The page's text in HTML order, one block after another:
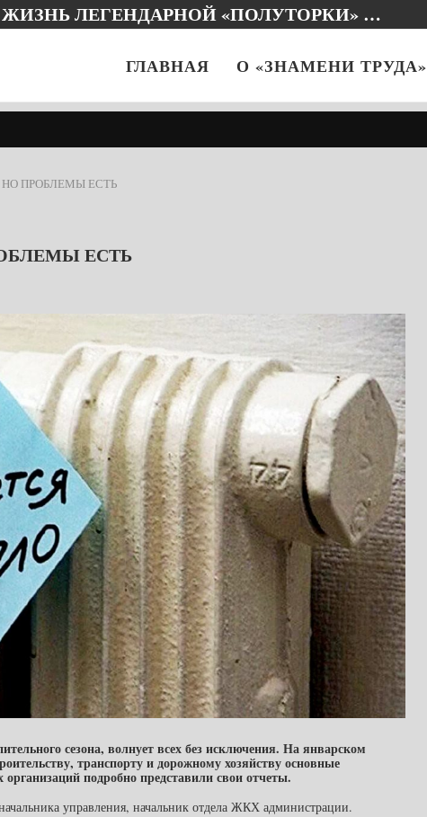
ЛЕГЕНДАРНОЙ «ПОЛУТОРКИ» …
ГЛАВНАЯ О «ЗНАМЕНИ ТРУДА»
ПРОБЛЕМЫ ЕСТЬ
ЕСТЬ
сезона, волнует всех без исключения. На январском
транспорту и дорожному хозяйству основные
подробно представили свои отчеты.
управления, начальник отдела ЖКХ администрации.